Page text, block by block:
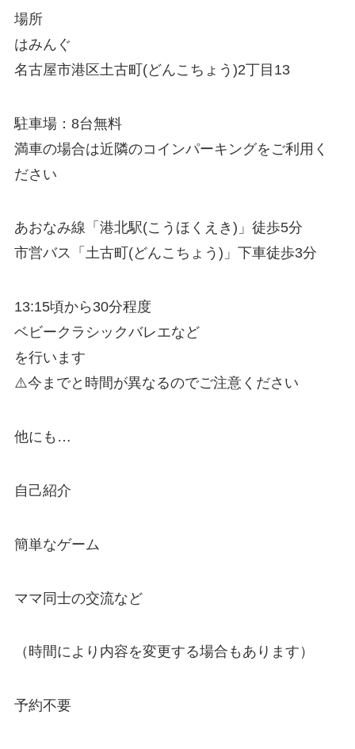
場所
はみんぐ
名古屋市港区土古町(どんこちょう)2丁目13
駐車場：8台無料
満車の場合は近隣のコインパーキングをご利用く
ださい
あおなみ線「港北駅(こうほくえき)」徒歩5分
市営バス「土古町(どんこちょう)」下車徒歩3分
13:15頃から30分程度
ベビークラシックバレエなど
を行います
⚠️今までと時間が異なるのでご注意ください
他にも…
自己紹介
簡単なゲーム
ママ同士の交流など
（時間により内容を変更する場合もあります）
予約不要